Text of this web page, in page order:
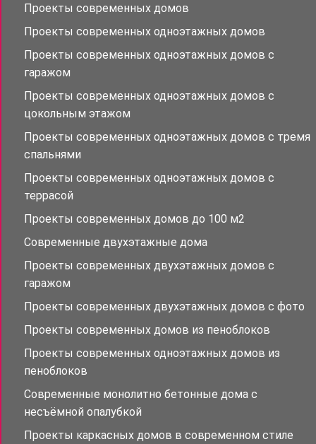
Проекты современных домов
Проекты современных одноэтажных домов
Проекты современных одноэтажных домов с
гаражом
Проекты современных одноэтажных домов с
цокольным этажом
Проекты современных одноэтажных домов с тремя
спальнями
Проекты современных одноэтажных домов с
террасой
Проекты современных домов до 100 м2
Современные двухэтажные дома
Проекты современных двухэтажных домов с
гаражом
Проекты современных двухэтажных домов с фото
Проекты современных домов из пеноблоков
Проекты современных одноэтажных домов из
пеноблоков
Современные монолитно бетонные дома с
несъёмной опалубкой
Проекты каркасных домов в современном стиле